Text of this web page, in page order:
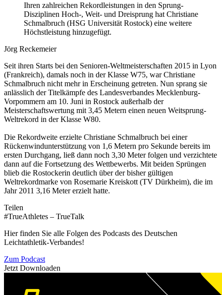
Ihren zahlreichen Rekordleistungen in den Sprung-
Disziplinen Hoch-, Weit- und Dreisprung hat Christiane
Schmalbruch (HSG Universität Rostock) eine weitere
Höchstleistung hinzugefügt.
Jörg Reckemeier
Seit ihren Starts bei den Senioren-Weltmeisterschaften 2015 in Lyon
(Frankreich), damals noch in der Klasse W75, war Christiane
Schmalbruch nicht mehr in Erscheinung getreten. Nun sprang sie
anlässlich der Titelkämpfe des Landesverbandes Mecklenburg-
Vorpommern am 10. Juni in Rostock außerhalb der
Meisterschaftswertung mit 3,45 Metern einen neuen Weitsprung-
Weltrekord in der Klasse W80.
Die Rekordweite erzielte Christiane Schmalbruch bei einer
Rückenwindunterstützung von 1,6 Metern pro Sekunde bereits im
ersten Durchgang, ließ dann noch 3,30 Meter folgen und verzichtete
dann auf die Fortsetzung des Wettbewerbs. Mit beiden Sprüngen
blieb die Rostockerin deutlich über der bisher gültigen
Weltrekordmarke von Rosemarie Kreiskott (TV Dürkheim), die im
Jahr 2011 3,16 Meter erzielt hatte.
Teilen
#TrueAthletes – TrueTalk
Hier finden Sie alle Folgen des Podcasts des Deutschen
Leichtathletik-Verbandes!
Zum Podcast
Jetzt Downloaden